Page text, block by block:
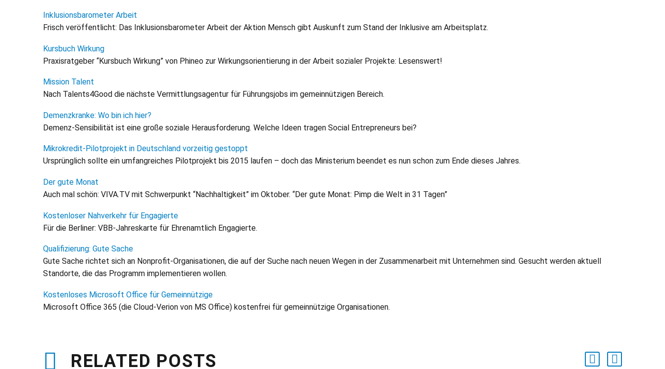
Inklusionsbarometer Arbeit
Frisch veröffentlicht: Das Inklusionsbarometer Arbeit der Aktion Mensch gibt Auskunft zum Stand der Inklusive am Arbeitsplatz.
Kursbuch Wirkung
Praxisratgeber “Kursbuch Wirkung” von Phineo zur Wirkungsorientierung in der Arbeit sozialer Projekte: Lesenswert!
Mission Talent
Nach Talents4Good die nächste Vermittlungsagentur für Führungsjobs im gemeinnützigen Bereich.
Demenzkranke: Wo bin ich hier?
Demenz-Sensibilität ist eine große soziale Herausforderung. Welche Ideen tragen Social Entrepreneurs bei?
Mikrokredit-Pilotprojekt in Deutschland vorzeitig gestoppt
Ursprünglich sollte ein umfangreiches Pilotprojekt bis 2015 laufen – doch das Ministerium beendet es nun schon zum Ende dieses Jahres.
Der gute Monat
Auch mal schön: VIVA.TV mit Schwerpunkt “Nachhaltigkeit” im Oktober. “Der gute Monat: Pimp die Welt in 31 Tagen”
Kostenloser Nahverkehr für Engagierte
Für die Berliner: VBB-Jahreskarte für Ehrenamtlich Engagierte.
Qualifizierung: Gute Sache
Gute Sache richtet sich an Nonprofit-Organisationen, die auf der Suche nach neuen Wegen in der Zusammenarbeit mit Unternehmen sind. Gesucht werden aktuell
Standorte, die das Programm implementieren wollen.
Kostenloses Microsoft Office für Gemeinnützige
Microsoft Office 365 (die Cloud-Verion von MS Office) kostenfrei für gemeinnützige Organisationen.
RELATED POSTS